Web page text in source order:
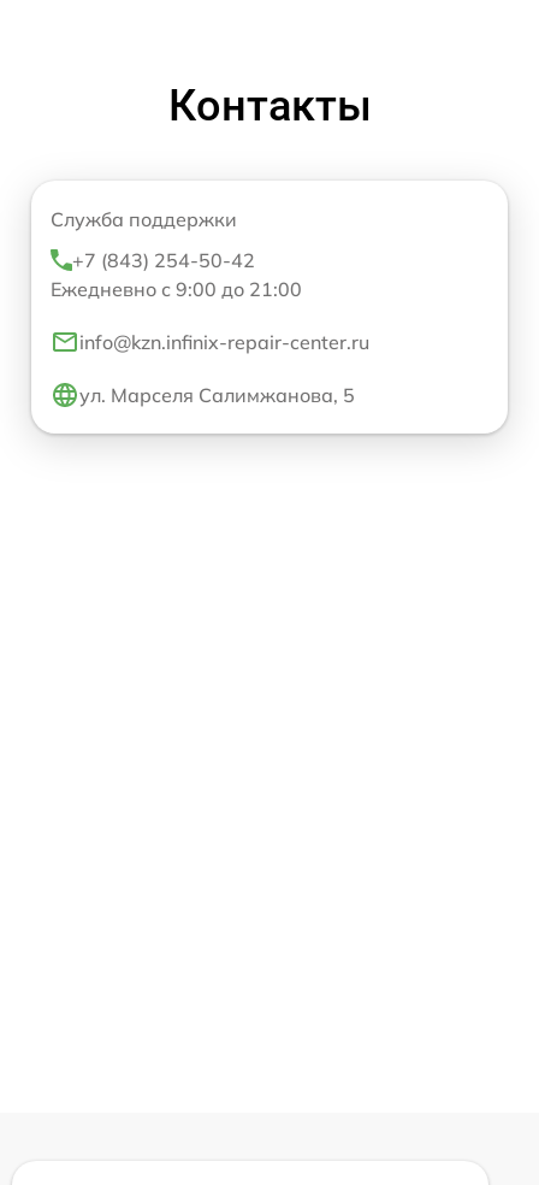
Контакты
Служба поддержки
+7 (843) 254-50-42
Ежедневно с 9:00 до 21:00
info@kzn.infinix-repair-center.ru
ул. Марселя Салимжанова, 5